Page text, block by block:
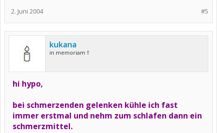
#5
2. Juni 2004
kukana
in memoriam †
hi hypo,
bei schmerzenden gelenken kühle ich fast
immer erstmal und nehm zum schlafen dann ein
schmerzmittel.